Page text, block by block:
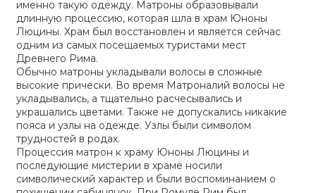
именно такую одежду. Матроны образовывали
длинную процессию, которая шла в храм Юноны
Люцины. Храм был восстановлен и является сейчас
одним из самых посещаемых туристами мест
Древнего Рима.
Обычно матроны укладывали волосы в сложные
высокие прически. Во время Матроналий волосы не
укладывались, а тщательно расчесывались и
украшались цветами. Также не допускались никакие
пояса и узлы на одежде. Узлы были символом
трудностей в родах.
Процессия матрон к храму Юноны Люцины и
последующие мистерии в храме носили
символический характер и были воспоминанием о